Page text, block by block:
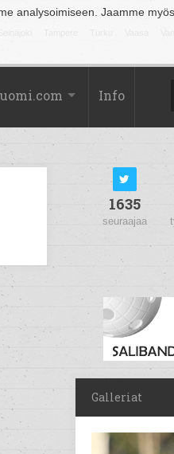
analysoimiseen. Jaamme
Info
1635
seuraajaa
Galleriat